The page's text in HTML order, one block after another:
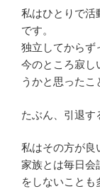
私はひとりで活
です。
独立してからず
今のところ寂し
うかと思ったこ
たぶん、引退す
私はその方が良
家族とは毎日会
をしないことも